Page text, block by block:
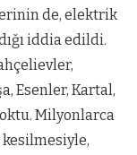
de, elektrik
iddia edildi.
Esenler, Kartal,
Milyonlarca
kesilmesiyle,